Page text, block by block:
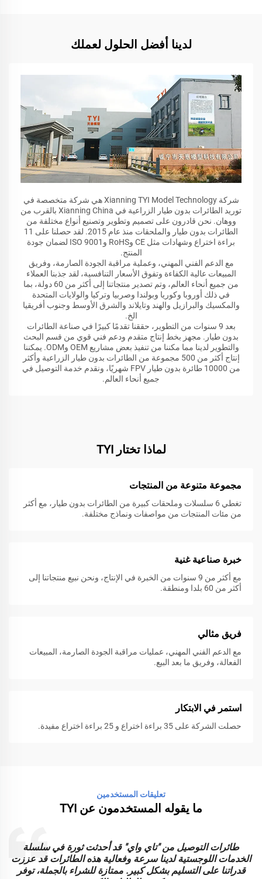
لدينا أفضل الحلول لعملك
شركة Xianning TYI Model Technology هي شركة متخصصة في
توريد الطائرات بدون طيار الزراعية في Xianning China بالقرب من
ووهان. نحن قادرون على تصميم وتطوير وتصنيع أنواع مختلفة من
الطائرات بدون طيار والملحقات منذ عام 2015. لقد حصلنا على 11
براءة اختراع وشهادات مثل CE وRoHS وISO 9001 لضمان جودة
المنتج.
مع الدعم الفني المهني، وعملية مراقبة الجودة الصارمة، وفريق
المبيعات عالية الكفاءة وتفوق الأسعار التنافسية، لقد جذبنا العملاء
من جميع أنحاء العالم، وتم تصدير منتجاتنا إلى أكثر من 60 دولة، بما
في ذلك أوروبا وكوريا وبولندا وصربيا وتركيا والولايات المتحدة
والمكسيك والبرازيل والهند وتايلاند والشرق الأوسط وجنوب أفريقيا
الخ.
بعد 9 سنوات من التطوير، حققنا تقدمًا كبيرًا في صناعة الطائرات
بدون طيار. مجهز بخط إنتاج متقدم ودعم فني قوي من قسم البحث
والتطوير لدينا مما مكننا من تنفيذ بعض مشاريع OEM وODM. يمكننا
إنتاج أكثر من 500 مجموعة من الطائرات بدون طيار الزراعية وأكثر
من 10000 طائرة بدون طيار FPV شهريًا، ونقدم خدمة التوصيل في
جميع أنحاء العالم.
لماذا تختار TYI
مجموعة متنوعة من المنتجات
تغطي 6 سلسلات وملحقات كبيرة من الطائرات بدون طيار، مع أكثر
من مئات المنتجات من مواصفات ونماذج مختلفة.
خبرة صناعية غنية
مع أكثر من 9 سنوات من الخبرة في الإنتاج، ونحن نبيع منتجاتنا إلى
أكثر من 60 بلدا ومنطقة.
فريق مثالي
مع الدعم الفني المهني، عمليات مراقبة الجودة الصارمة، المبيعات
الفعالة، وفريق ما بعد البيع.
استمر في الابتكار
حصلت الشركة على 35 براءة اختراع و 25 براءة اختراع مفيدة.
تعليقات المستخدمين
ما يقوله المستخدمون عن TYI
طائرات التوصيل من "تاي واي" قد أحدثت ثورة في سلسلة
الخدمات اللوجستية لدينا سرعة وفعالية هذه الطائرات قد عززت
قدراتنا على التسليم بشكل كبير. ممتازة للشراء بالجملة، توفر